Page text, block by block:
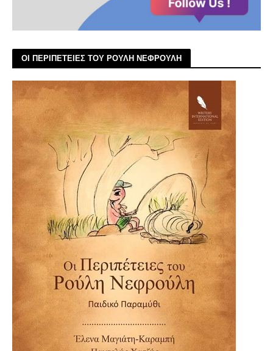
ΟΙ ΠΕΡΙΠΕΤΕΙΕΣ ΤΟΥ ΡΟΥΛΗ ΝΕΦΡΟΥΛΗ